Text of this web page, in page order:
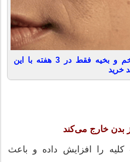
کاهش چشمگیر جای زخم و بخیه فقط در 3 هفته با این
خرید
بدن خارج می‌کند
کلیه را افزایش داده و باعث